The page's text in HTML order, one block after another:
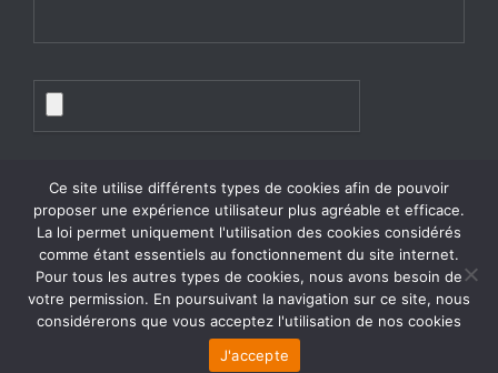
© 2026 TP Service tous droits réservés
Mentions légales & Politique de confidentialité |
Intégration WEBPSF Informatique
Ce site utilise différents types de cookies afin de pouvoir
proposer une expérience utilisateur plus agréable et efficace.
La loi permet uniquement l'utilisation des cookies considérés
comme étant essentiels au fonctionnement du site internet.
Pour tous les autres types de cookies, nous avons besoin de
votre permission. En poursuivant la navigation sur ce site, nous
considérerons que vous acceptez l'utilisation de nos cookies
J'accepte